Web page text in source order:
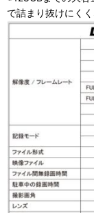
で詰まり抜けにく